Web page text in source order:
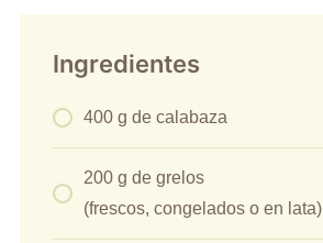
Ingredientes
400 g de calabaza
200 g de grelos
(frescos, congelados o en lata)